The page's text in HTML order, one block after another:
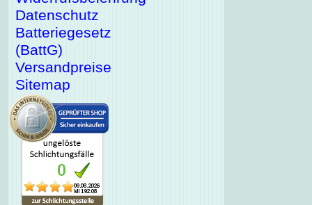
Datenschutz
Batteriegesetz
(BattG)
Versandpreise
Sitemap